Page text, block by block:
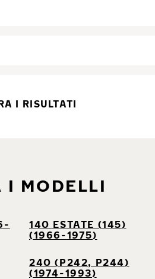
I RISULTATI
I MODELLI
140 ESTATE (145)
(1966-1975)
240 (P242, P244)
(1974-1993)